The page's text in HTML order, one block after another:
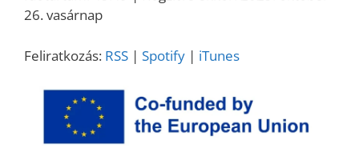
RSS
MEGOSZT
ÁS
LINK
26. vasárnap
Feliratkozás: RSS | Spotify | iTunes